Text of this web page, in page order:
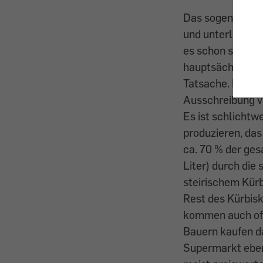
Das
und unterliegt
es schon seit
hauptsächlich
Tatsache. Es
Ausschreibung
Es ist
produzieren,
ca. 70 % der
Liter) durch die
steirischem
Rest des
kommen auch
Bauern kaufen
Supermarkt